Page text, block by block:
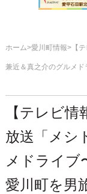
ホーム 愛川町情報 【
兼近＆真之介のグルメ
【テレビ情
放送「メシ
メドライブ
愛川町を男